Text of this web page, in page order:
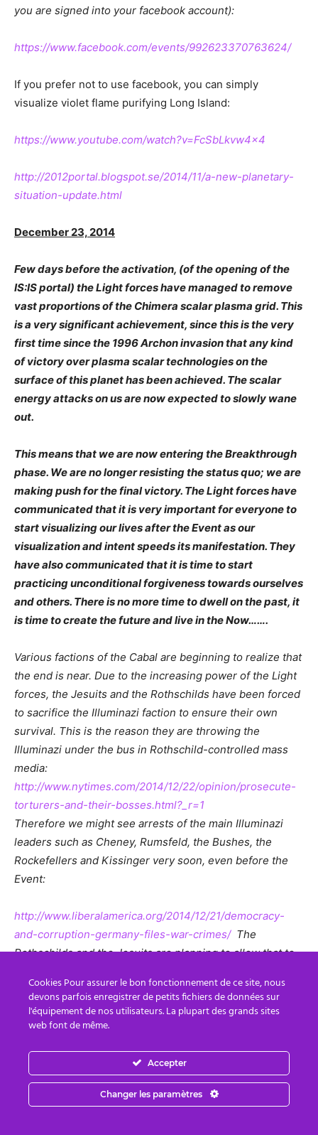
you are signed into your facebook account):
https://www.facebook.com/events/992623370763624/
If you prefer not to use facebook, you can simply
visualize violet flame purifying Long Island:
https://www.youtube.com/watch?v=FcSbLkvw4x4
http://2012portal.blogspot.se/2014/11/a-new-planetary-
situation-update.html
December 23, 2014
Few days before the activation, (of the opening of the
IS:IS portal) the Light forces have managed to remove
vast proportions of the Chimera scalar plasma grid. This
is a very significant achievement, since this is the very
first time since the 1996 Archon invasion that any kind
of victory over plasma scalar technologies on the
surface of this planet has been achieved. The scalar
energy attacks on us are now expected to slowly wane
out.
This means that we are now entering the Breakthrough
phase. We are no longer resisting the status quo; we are
making push for the final victory. The Light forces have
communicated that it is very important for everyone to
start visualizing our lives after the Event as our
visualization and intent speeds its manifestation. They
have also communicated that it is time to start
practicing unconditional forgiveness towards ourselves
and others. There is no more time to dwell on the past, it
is time to create the future and live in the Now…….
Various factions of the Cabal are beginning to realize that
the end is near. Due to the increasing power of the Light
forces, the Jesuits and the Rothschilds have been forced
to sacrifice the Illuminazi faction to ensure their own
survival. This is the reason they are throwing the
Illuminazi under the bus in Rothschild-controlled mass
media:
http://www.nytimes.com/2014/12/22/opinion/prosecute-
torturers-and-their-bosses.html?_r=1
Therefore we might see arrests of the main Illuminazi
leaders such as Cheney, Rumsfeld, the Bushes, the
Rockefellers and Kissinger very soon, even before the
Event:
http://www.liberalamerica.org/2014/12/21/democracy-
and-corruption-germany-files-war-crimes/The
Rothschilds and the Jesuits are planning to allow that to
guys, manipulate the Eastern Alliance networks and their
financial institutions from behind the scenes, hijack the
financial reset and to remain the globalist controllers of
forces are aware of it and will never allow its fruition, as
they have their own plans to counteract that, with mass
arrests of the Rothschilds and the Jesuits at the Event.
Cookies Pour assurer le bon fonctionnement de ce site, nous
devons parfois enregistrer de petits fichiers de données sur
l'équipement de nos utilisateurs. La plupart des grands sites
web font de même.
Accepter
Changer les paramètres